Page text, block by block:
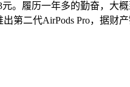
履历一年多的勤奋，大概
第二代AirPods Pro，据财